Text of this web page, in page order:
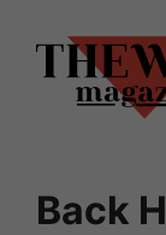
contenuto
Back